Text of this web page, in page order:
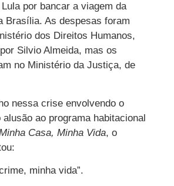
por bancar a viagem da
Brasília. As despesas foram
dos Direitos Humanos,
Silvio Almeida, mas os
no Ministério da Justiça, de
nessa crise envolvendo o
ao programa habitacional
Casa, Minha Vida, o
minha vida”.